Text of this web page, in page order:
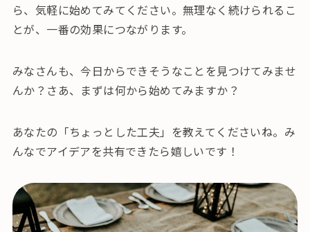
ら、気軽に始めてみてください。無理なく続けられるこ
とが、一番の効果につながります。
みなさんも、今日からできそうなことを見つけてみませ
んか？さあ、まずは何から始めてみますか？
あなたの「ちょっとした工夫」を教えてくださいね。み
んなでアイデアを共有できたら嬉しいです！